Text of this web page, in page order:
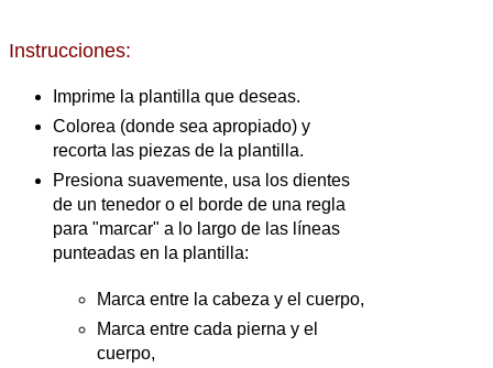
Instrucciones:
Imprime la plantilla que deseas.
Colorea (donde sea apropiado) y
recorta las piezas de la plantilla.
Presiona suavemente, usa los dientes
de un tenedor o el borde de una regla
para "marcar" a lo largo de las líneas
punteadas en la plantilla:
Marca entre la cabeza y el cuerpo,
Marca entre cada pierna y el
cuerpo,